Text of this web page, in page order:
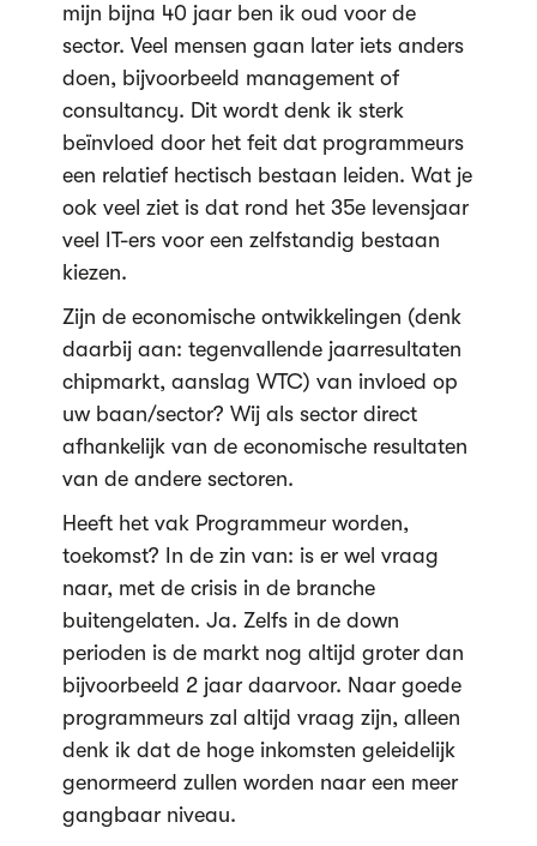
mijn bijna 40 jaar ben ik oud voor de
sector. Veel mensen gaan later iets anders
doen, bijvoorbeeld management of
consultancy. Dit wordt denk ik sterk
beïnvloed door het feit dat programmeurs
een relatief hectisch bestaan leiden. Wat je
ook veel ziet is dat rond het 35e levensjaar
veel IT-ers voor een zelfstandig bestaan
kiezen.
Zijn de economische ontwikkelingen (denk
daarbij aan: tegenvallende jaarresultaten
chipmarkt, aanslag WTC) van invloed op
uw baan/sector? Wij als sector direct
afhankelijk van de economische resultaten
van de andere sectoren.
Heeft het vak Programmeur worden,
toekomst? In de zin van: is er wel vraag
naar, met de crisis in de branche
buitengelaten. Ja. Zelfs in de down
perioden is de markt nog altijd groter dan
bijvoorbeeld 2 jaar daarvoor. Naar goede
programmeurs zal altijd vraag zijn, alleen
denk ik dat de hoge inkomsten geleidelijk
genormeerd zullen worden naar een meer
gangbaar niveau.